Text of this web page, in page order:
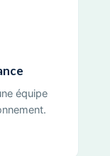
équipe